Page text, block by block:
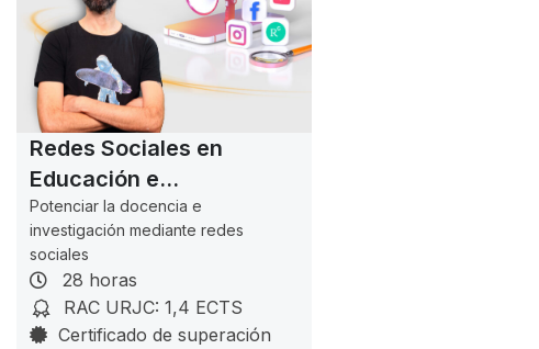
Redes Sociales en
Educación e
Investigación
Potenciar la docencia e
investigación mediante redes
sociales
28 horas
RAC URJC: 1,4 ECTS
Certificado de superación